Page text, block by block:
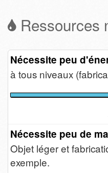
Ressources
Nécessite peu
à tous niveaux
Nécessite peu de
Objet léger et
exemple.